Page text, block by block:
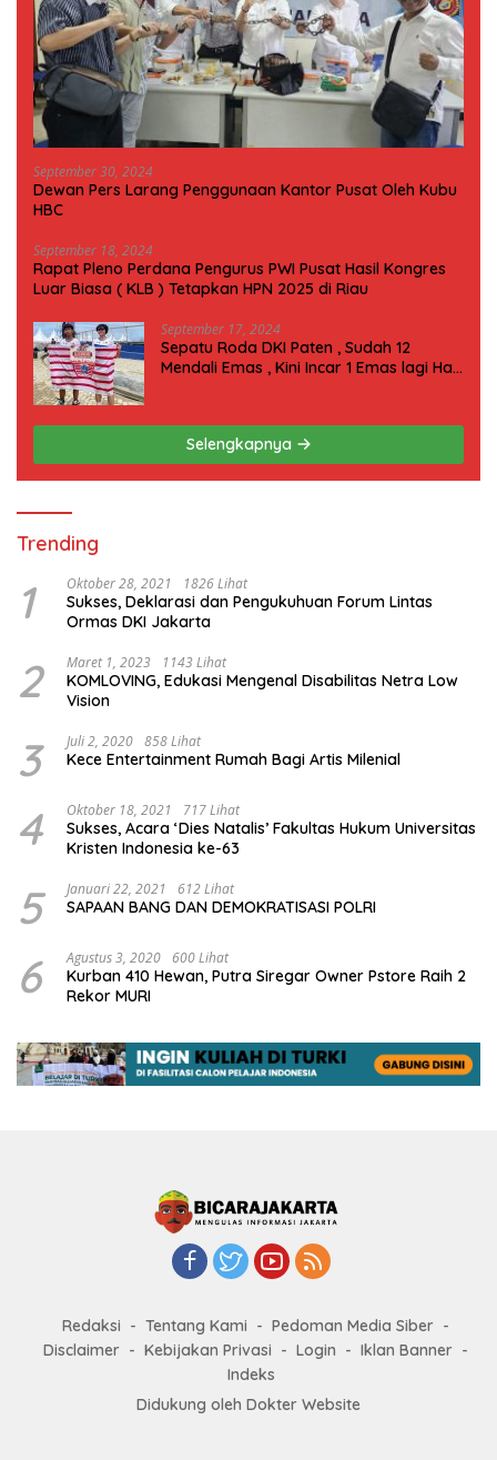
September 30, 2024
Dewan Pers Larang Penggunaan Kantor Pusat Oleh Kubu
HBC
September 18, 2024
Rapat Pleno Perdana Pengurus PWI Pusat Hasil Kongres
Luar Biasa ( KLB ) Tetapkan HPN 2025 di Riau
September 17, 2024
Sepatu Roda DKI Paten , Sudah 12
Mendali Emas , Kini Incar 1 Emas lagi Hari
Selengkapnya
Trending
1 Oktober 28, 2021 1826 Lihat
Sukses, Deklarasi dan Pengukuhuan Forum Lintas
Ormas DKI Jakarta
2 Maret 1, 2023 1143 Lihat
KOMLOVING, Edukasi Mengenal Disabilitas Netra Low
Vision
3 Juli 2, 2020 858 Lihat
Kece Entertainment Rumah Bagi Artis Milenial
4 Oktober 18, 2021 717 Lihat
Sukses, Acara ‘Dies Natalis’ Fakultas Hukum Universitas
Kristen Indonesia ke-63
5 Januari 22, 2021 612 Lihat
SAPAAN BANG DAN DEMOKRATISASI POLRI
6 Agustus 3, 2020 600 Lihat
Kurban 410 Hewan, Putra Siregar Owner Pstore Raih 2
Rekor MURI
Redaksi Tentang Kami
Pedoman Media Siber
Disclaimer
Kebijakan Privasi Login
Iklan Banner
Indeks
Didukung oleh Dokter Website